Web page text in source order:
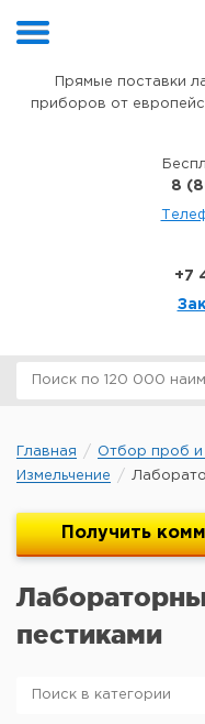
Прямые поставки
приборов от
8
+7
Главная
Отбор проб и
Измельчение
Получить
пестиками